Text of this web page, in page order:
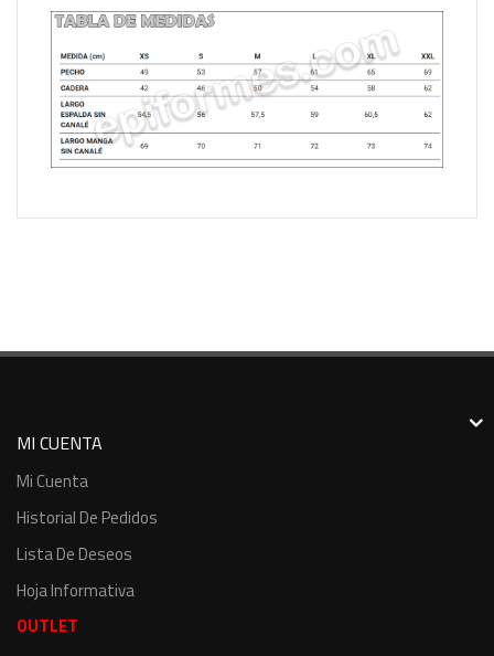
MI CUENTA
Mi Cuenta
Historial De Pedidos
Lista De Deseos
Hoja Informativa
OUTLET